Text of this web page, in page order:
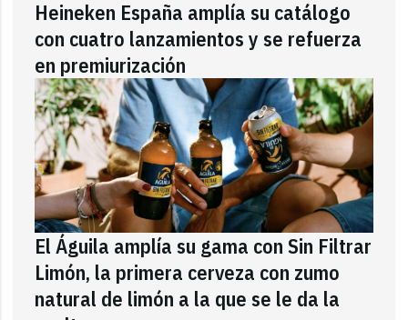
Heineken España amplía su catálogo
con cuatro lanzamientos y se refuerza
en premiurización
El Águila amplía su gama con Sin Filtrar
Limón, la primera cerveza con zumo
natural de limón a la que se le da la